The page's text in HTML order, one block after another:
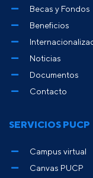
Becas y Fondos
Beneficios
Noticias
Documentos
Contacto
SERVICIOS PUCP
Campus virtual
Canvas PUCP